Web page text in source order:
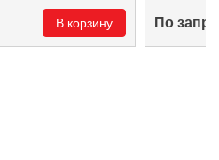
В корзину По